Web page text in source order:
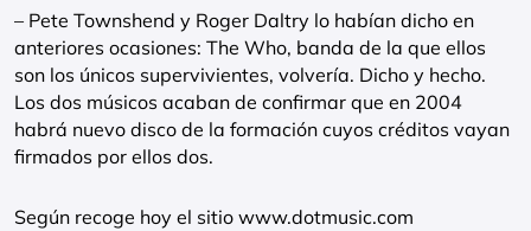
– Pete Townshend y Roger Daltry lo habían dicho en
anteriores ocasiones: The Who, banda de la que ellos
son los únicos supervivientes, volvería. Dicho y hecho.
Los dos músicos acaban de confirmar que en 2004
habrá nuevo disco de la formación cuyos créditos vayan
firmados por ellos dos.
Según recoge hoy el sitio www.dotmusic.com